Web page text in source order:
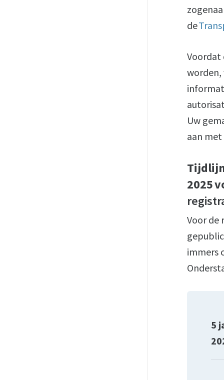
de
Voordat
worden,
Uw
aan
2025
Voor de
immers
5